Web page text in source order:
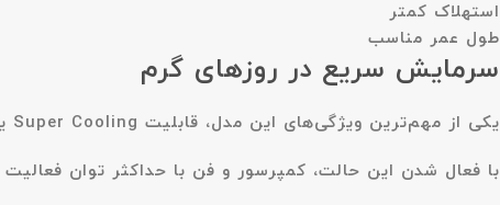
استهلاک کمتر
طول عمر مناسب
سرمایش سریع در روزهای گرم
یکی از مهم‌ترین ویژگی‌های این مدل، قابلیت Super Cooling
با فعال شدن این حالت، کمپرسور و فن با حداکثر توان